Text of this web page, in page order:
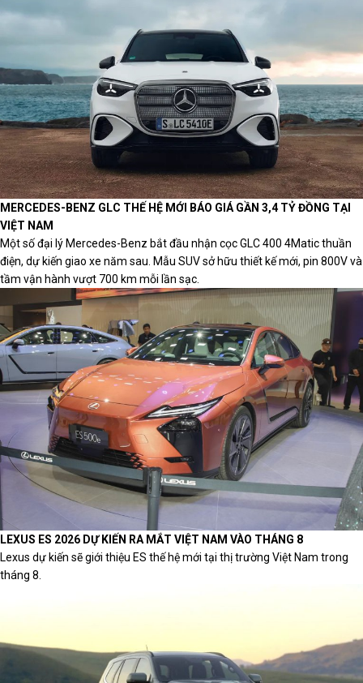
MERCEDES-BENZ GLC THẾ HỆ MỚI BÁO GIÁ GẦN 3,4 TỶ ĐỒNG TẠI
VIỆT NAM
Một số đại lý Mercedes-Benz bắt đầu nhận cọc GLC 400 4Matic thuần
điện, dự kiến giao xe năm sau. Mẫu SUV sở hữu thiết kế mới, pin 800V và
tầm vận hành vượt 700 km mỗi lần sạc.
LEXUS ES 2026 DỰ KIẾN RA MẮT VIỆT NAM VÀO THÁNG 8
Lexus dự kiến sẽ giới thiệu ES thế hệ mới tại thị trường Việt Nam trong
tháng 8.